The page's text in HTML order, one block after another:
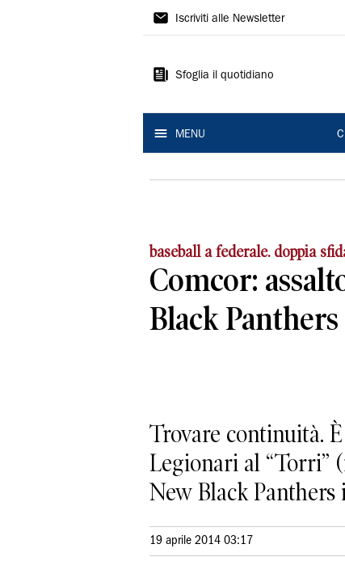
Gazzetta
Modena
Iscriviti alle Newsletter
Sfoglia il quotidiano
MENU
baseball a federale. doppia
Comcor:
Black Panthers
Trovare continuità.
Legionari al “Torri”
New Black Panthers
19 aprile 2014 03:17